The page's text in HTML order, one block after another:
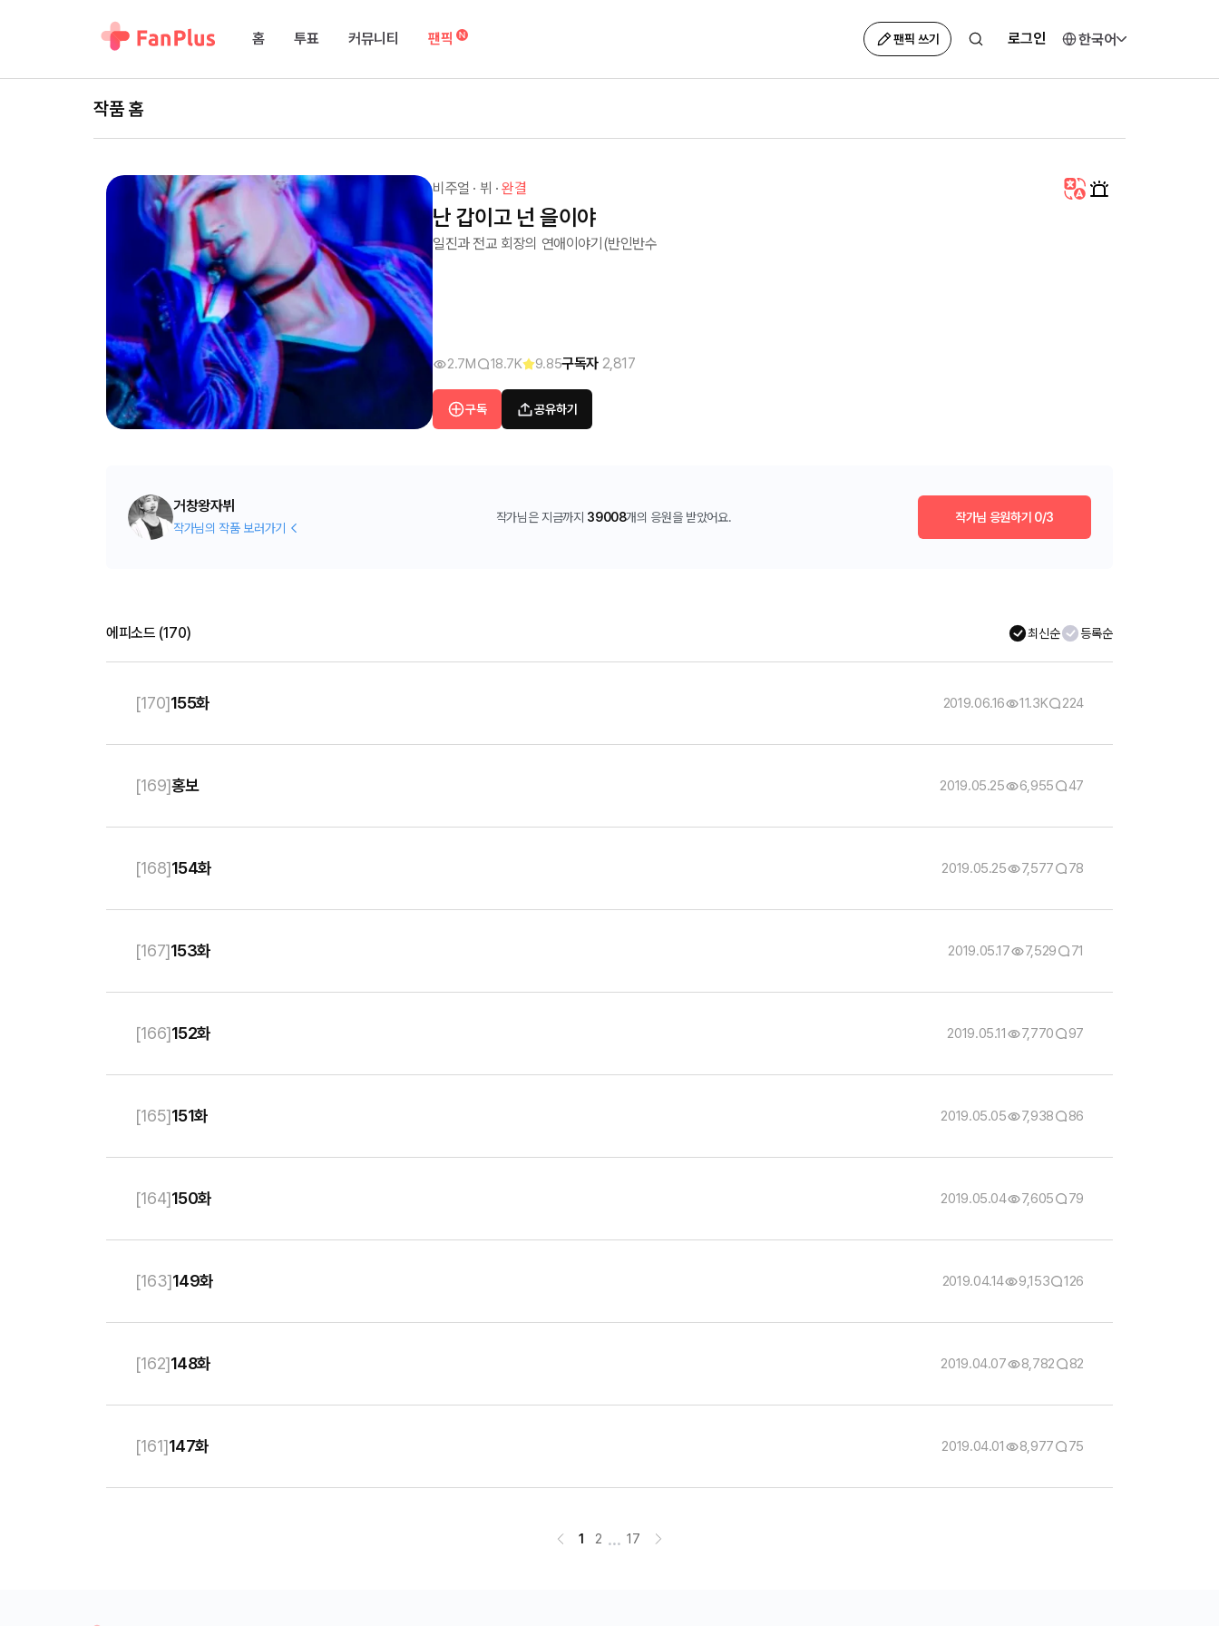
홈 투표 커뮤니티 팬픽 팬픽 쓰기 로그인 한국어
작품 홈
비주얼 · 뷔 ·완결
난 갑이고 넌 을이야
일진과 전교 회장의 연애이야기(반인반수
2.7M 18.7K 9.85구독자 2,817
구독 공유하기
거창왕자뷔
작가님의 작품 보러가기
작가님은 지금까지 39008개의 응원을 받았어요. 작가님 응원하기 0/3
에피소드 (170) 최신순 등록순
[170]155화 2019.06.16 11.3K 224
[169]홍보 2019.05.25 6,955 47
[168]154화 2019.05.25 7,577 78
[167]153화 2019.05.17 7,529 71
[166]152화 2019.05.11 7,770 97
[165]151화 2019.05.05 7,938 86
[164]150화 2019.05.04 7,605 79
[163]149화 2019.04.14 9,153 126
[162]148화 2019.04.07 8,782 82
[161]147화 2019.04.01 8,977 75
1 2 ... 17